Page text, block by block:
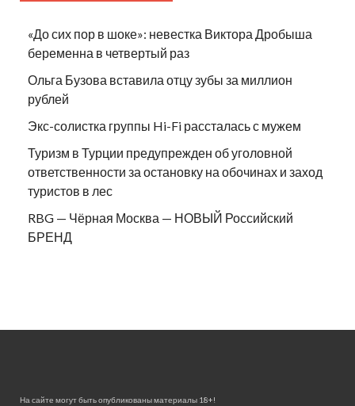
«До сих пор в шоке»: невестка Виктора Дробыша
беременна в четвертый раз
Ольга Бузова вставила отцу зубы за миллион
рублей
Экс-солистка группы Hi-Fi рассталась с мужем
Туризм в Турции предупрежден об уголовной
ответственности за остановку на обочинах и заход
туристов в лес
RBG — Чёрная Москва — НОВЫЙ Российский
БРЕНД
На сайте могут быть опубликованы материалы 18+!